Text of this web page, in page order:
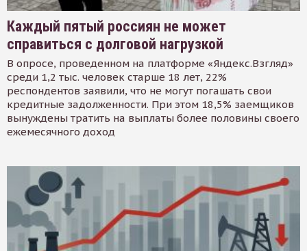
Каждый пятый россиян не может
справиться с долговой нагрузкой
В опросе, проведенном на платформе «Яндекс.Взгляд»
среди 1,2 тыс. человек старше 18 лет, 22%
респондентов заявили, что не могут погашать свои
кредитные задолженности. При этом 18,5% заемщиков
вынуждены тратить на выплаты более половины своего
ежемесячного доход